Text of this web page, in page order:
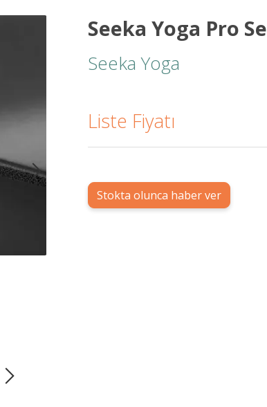
Seeka Yoga Pro
Seeka Yoga
Liste Fiyatı
Stokta olunca haber ver